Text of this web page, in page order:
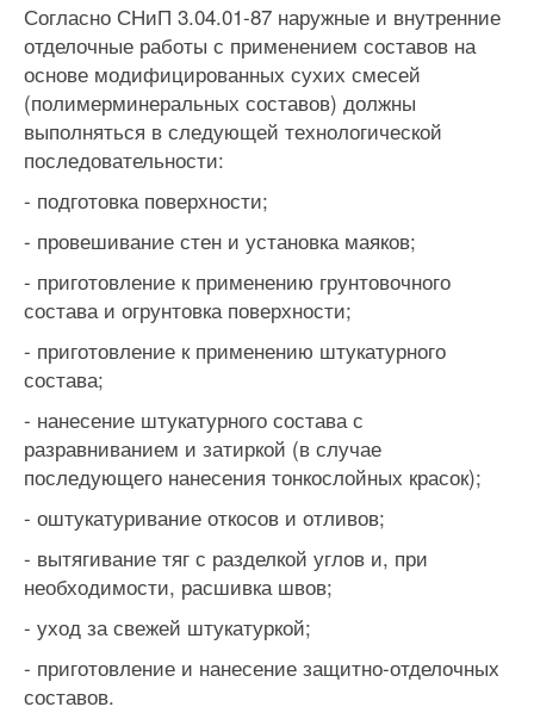
Согласно СНиП 3.04.01-87 наружные и внутренние
отделочные работы с применением составов на
основе модифицированных сухих смесей
(полимерминеральных составов) должны
выполняться в следующей технологической
последовательности:
- подготовка поверхности;
- провешивание стен и установка маяков;
- приготовление к применению грунтовочного
состава и огрунтовка поверхности;
- приготовление к применению штукатурного
состава;
- нанесение штукатурного состава с
разравниванием и затиркой (в случае
последующего нанесения тонкослойных красок);
- оштукатуривание откосов и отливов;
- вытягивание тяг с разделкой углов и, при
необходимости, расшивка швов;
- уход за свежей штукатуркой;
- приготовление и нанесение защитно-отделочных
составов.